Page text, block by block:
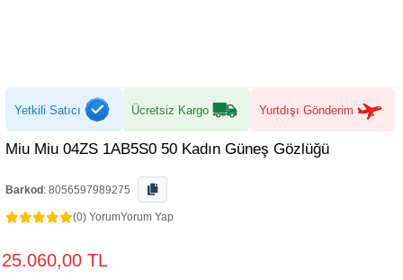
Yetkili Satıcı Ücretsiz Kargo Yurtdışı Gönderim
Miu Miu 04ZS 1AB5S0 50 Kadın Güneş Gözlüğü
Barkod : 8056597989275
(0) YorumYorum Yap
25.060,00 TL